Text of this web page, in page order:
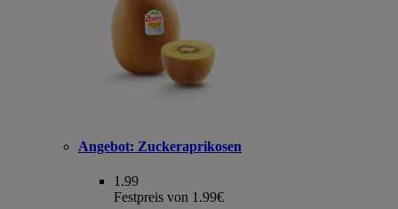
Angebot: Zuckeraprikosen
1.99
Festpreis von 1.99€